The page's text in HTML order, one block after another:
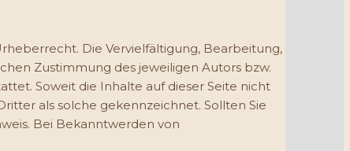
Die Vervielfältigung, Bearbeitung,
Zustimmung des jeweiligen Autors bzw.
Soweit die Inhalte auf dieser Seite nicht
als solche gekennzeichnet. Sollten Sie
Bei Bekanntwerden von